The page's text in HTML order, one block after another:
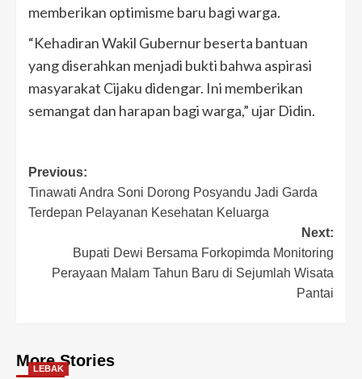
memberikan optimisme baru bagi warga.
​“Kehadiran Wakil Gubernur beserta bantuan
yang diserahkan menjadi bukti bahwa aspirasi
masyarakat Cijaku didengar. Ini memberikan
semangat dan harapan bagi warga,” ujar Didin.
Post
navigation
Previous:
Tinawati Andra Soni Dorong Posyandu Jadi Garda
Terdepan Pelayanan Kesehatan Keluarga
Next:
Bupati Dewi Bersama Forkopimda Monitoring
Perayaan Malam Tahun Baru di Sejumlah Wisata
Pantai
More Stories
LEBAK